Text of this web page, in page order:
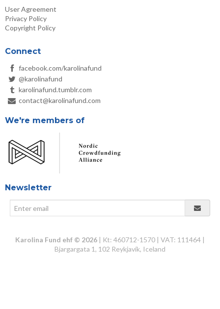
User Agreement
Privacy Policy
Copyright Policy
Connect
facebook.com/karolinafund
@karolinafund
karolinafund.tumblr.com
contact@karolinafund.com
We're members of
Newsletter
Karolina Fund ehf © 2026 | Kt: 460712-1570 | VAT: 111464 |
Bjargargata 1, 102 Reykjavík, Iceland